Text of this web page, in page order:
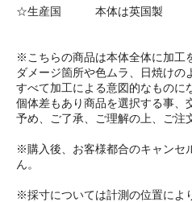
☆生産国 本体は英国製
※こちらの商品は本体全体に加工
ダメージ箇所や色ムラ、日焼けの
すべて加工による意図的なものに
個体差もあり商品を選択する事、
予め、ご了承、ご理解の上、ご注
※購入後、お客様都合のキャンセ
ん。
※採寸については計測の位置によ